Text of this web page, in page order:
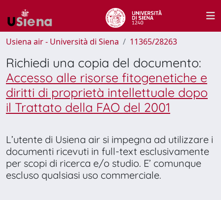
Usiena air - Università di Siena 11365/28263
Richiedi una copia del documento:
Accesso alle risorse fitogenetiche e
diritti di proprietà intellettuale dopo
il Trattato della FAO del 2001
L’utente di Usiena air si impegna ad utilizzare i
documenti ricevuti in full-text esclusivamente
per scopi di ricerca e/o studio. E’ comunque
escluso qualsiasi uso commerciale.